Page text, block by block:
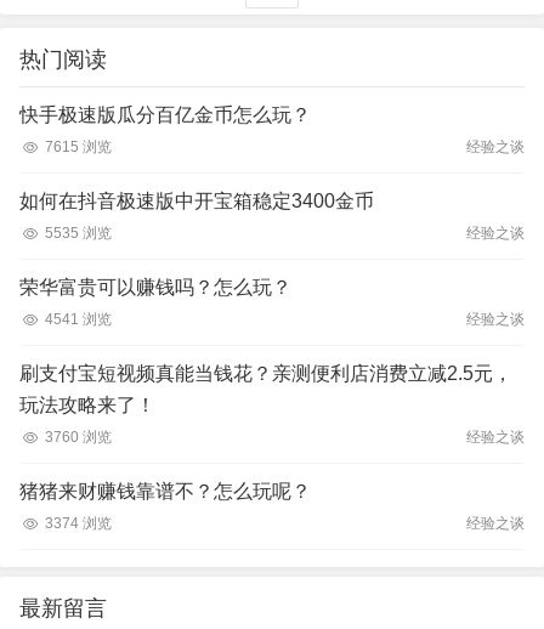
热门阅读
快手极速版瓜分百亿金币怎么玩？
7615 浏览 经验之谈
如何在抖音极速版中开宝箱稳定3400金币
5535 浏览 经验之谈
荣华富贵可以赚钱吗？怎么玩？
4541 浏览 经验之谈
刷支付宝短视频真能当钱花？亲测便利店消费立减2.5元，
玩法攻略来了！
3760 浏览 经验之谈
猪猪来财赚钱靠谱不？怎么玩呢？
3374 浏览 经验之谈
最新留言